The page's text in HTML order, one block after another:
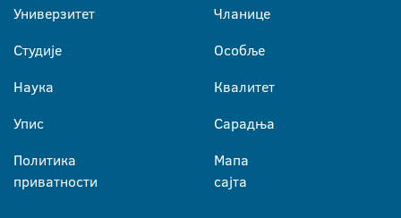
Универзитет
Студије
Наука
Упис
Политика
приватности
Чланице
Особље
Квалитет
Сарадња
Мапа
сајта